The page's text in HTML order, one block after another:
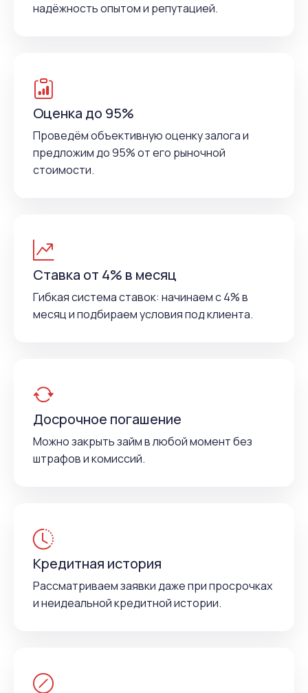
надёжность опытом и репутацией.
Оценка до 95%
Проведём объективную оценку залога и
предложим до 95% от его рыночной
стоимости.
Ставка от 4% в месяц
Гибкая система ставок: начинаем с 4% в
месяц и подбираем условия под клиента.
Досрочное погашение
Можно закрыть займ в любой момент без
штрафов и комиссий.
Кредитная история
Рассматриваем заявки даже при просрочках
и неидеальной кредитной истории.